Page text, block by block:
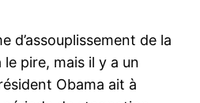
d’assouplissement de la
pire, mais il y a un
Obama ait à